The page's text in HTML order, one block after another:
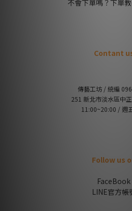
不會下單嗎？下單
Contant
傳藝工坊 / 統編
251 新北市淡水區中
11:00~20:00 / 週
Follow us
FaceBook
LINE官方帳